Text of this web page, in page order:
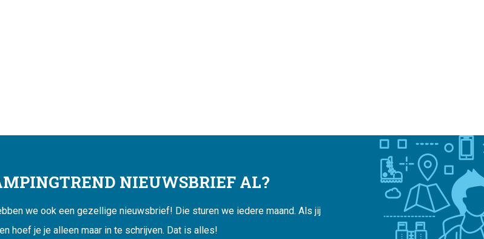
NIEUWSBRIEF AL?
we ook een gezellige nieuwsbrief! Die sturen we iedere maand. Als jij
hoef je je alleen maar in te schrijven. Dat is alles!